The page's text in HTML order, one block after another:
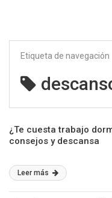
Etiqueta de navegación
¿Te cuesta trabajo
consejos y descansa
Leer más